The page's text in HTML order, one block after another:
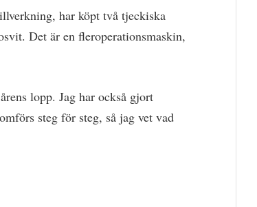
har köpt två tjeckiska
Det är en fleroperationsmaskin,
lopp. Jag har också gjort
steg för steg, så jag vet vad